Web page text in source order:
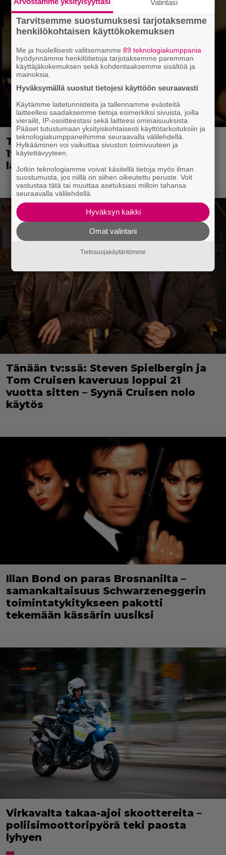
Tänään tv:ssä: Loistoleffa vuodelta
1999 – Stephen King ja Tom Hanks
laadun takeina
Tänään tv:ssä: Steven Spielbergin ja
Tom Cruisen kaveruus loppui 21
vuotta sitten – Syynä Cruisen nolo
käytös
Illan Bond on paras Brosnanilta –
samankaltaisuus Schwarzeneggerin
toimintatykitykseen pakotti
tekemään kässärin uusiksi
Virkavalta takaa-ajoi skoottereita –
poliisimoottoripyörä teki paosta
lyhyen
Valintasi
Tarvitsemme suostumuksesi tarjotaksemme
henkilökohtaisen käyttökokemuksen
Me ja huolellisesti valitsemamme89 teknologiakumppania
hyödynnämme henkilötietoja tarjotaksemme paremman
käyttäjäkokemuksen sekä kohdentaaksemme sisältöä ja
mainoksia.
Hyväksymällä suostut tietojesi käyttöön seuraavasti
Käytämme laitetunnisteita ja tallennamme evästeitä
laitteellesi saadaksemme tietoja esimerkiksi sivuista, joilla
vierailit, IP-osoitteestasi sekä laitteesi ominaisuuksista.
Pääset tutustumaan yksityiskohtaisesti käyttötarkoituksiin ja
teknologiakumppaneihimme seuraavalla välilehdellä.
Hylkääminen voi vaikuttaa sivuston toimivuuteen ja
käytettävyyteen.
Jotkin teknologiamme voivat käsitellä tietoja myös ilman
suostumusta, jos niillä on siihen oikeutettu peruste. Voit
vastustaa tätä tai muuttaa asetuksiasi milloin tahansa
seuraavalla välilehdellä.
Hyväksyn kaikki
Omat valintani
Tietosuojakäytäntömme